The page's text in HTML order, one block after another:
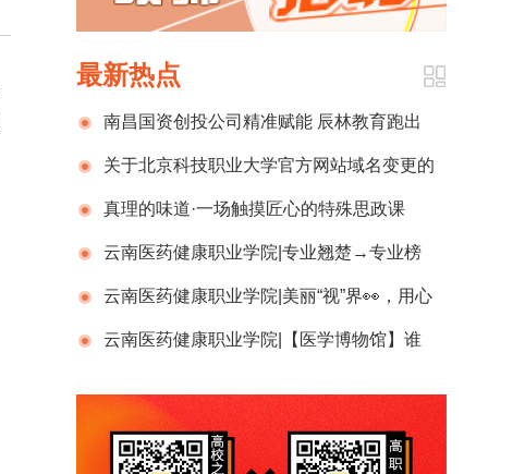
最新热点
南昌国资创投公司精准赋能 辰林教育跑出
发展“加速度”
关于北京科技职业大学官方网站域名变更的
公告真理的味道·一场触摸匠心的特殊思政课
——浙江东方职业技术学院劳模工匠馆开馆
暨“劳模精神进课堂”纪实
云南医药健康职业学院|专业翘楚→专业榜
首 双国奖→专升本全省第一 “时间诗人”许泽
青： 以心态执笔，用标准研墨，在光阴卷上孤
云南医药健康职业学院|美丽“视”界👀，用心
呵护，多一份关爱，多一份“睛”彩，一起守护眼
云南医药健康职业学院|【医学博物馆】谁
式」，越吃越轻盈！